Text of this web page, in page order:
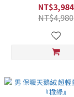
NT$3,984
NT$4,980